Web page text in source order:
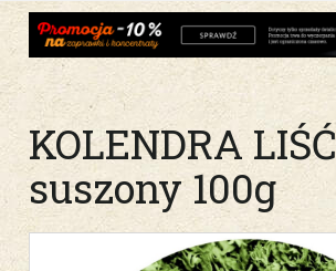
KOLENDRA LIŚĆ
suszony 100g